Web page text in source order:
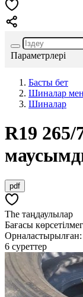
Параметрлері
Басты бет
Шиналар мен
Шиналар
R19 265/
pdf
The таңдаулылар
Бағасы
Орналастырылған:
6 суреттер